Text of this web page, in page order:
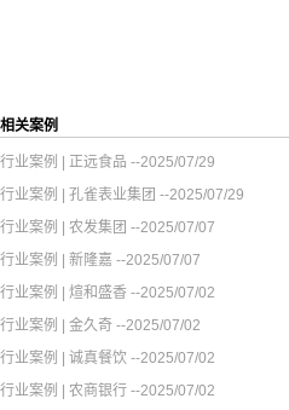
相关案例
行业案例 | 正远食品 --2025/07/29
行业案例 | 孔雀表业集团 --2025/07/29
行业案例 | 农发集团 --2025/07/07
行业案例 | 新隆嘉 --2025/07/07
行业案例 | 煊和盛香 --2025/07/02
行业案例 | 金久奇 --2025/07/02
行业案例 | 诚真餐饮 --2025/07/02
行业案例 | 农商银行 --2025/07/02